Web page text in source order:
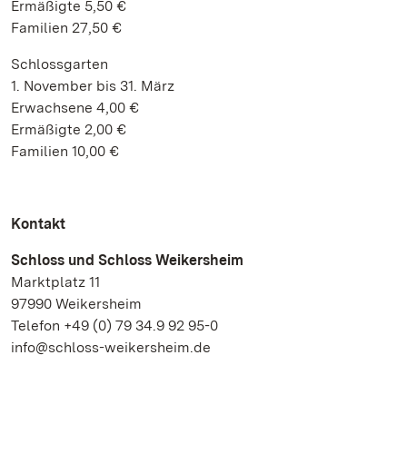
Ermäßigte 5,50 €
Familien 27,50 €
Schlossgarten
1. November bis 31. März
Erwachsene 4,00 €
Ermäßigte 2,00 €
Familien 10,00 €
Kontakt
Schloss und Schloss Weikersheim
Marktplatz 11
97990 Weikersheim
Telefon +49 (0) 79 34.9 92 95-0
info@schloss-weikersheim.de